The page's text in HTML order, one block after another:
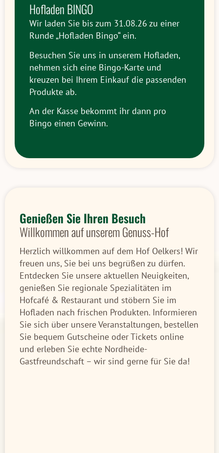
Hofladen BINGO
Wir laden Sie bis zum 31.08.26 zu einer
Runde „Hofladen Bingo“ ein.
Besuchen Sie uns in unserem Hofladen,
nehmen sich eine Bingo-Karte und
kreuzen bei Ihrem Einkauf die passenden
Produkte ab.
An der Kasse bekommt ihr dann pro
Bingo einen Gewinn.
Genießen Sie Ihren Besuch
Willkommen auf unserem Genuss-Hof
Herzlich willkommen auf dem Hof Oelkers! Wir
freuen uns, Sie bei uns begrüßen zu dürfen.
Entdecken Sie unsere aktuellen Neuigkeiten,
genießen Sie regionale Spezialitäten im
Hofcafé & Restaurant und stöbern Sie im
Hofladen nach frischen Produkten. Informieren
Sie sich über unsere Veranstaltungen, bestellen
Sie bequem Gutscheine oder Tickets online
und erleben Sie echte Nordheide-
Gastfreundschaft – wir sind gerne für Sie da!